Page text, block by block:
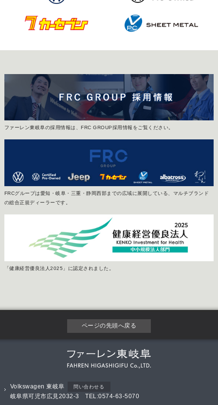
ファーレン東岐阜の採用情報は、FRC GROUP採用情報をご覧ください。
FRCグループは愛知・岐阜・三重・静岡西部までの広域に展開している、マルチブランド
の総合正規ディーラーです。
「健康経営優良法人2025」に認定されました。
ページの先頭へ戻る
Volkswagen 東岐阜 問い合わせる
岐阜県可児市広見2032-3 TEL:0574-63-5070